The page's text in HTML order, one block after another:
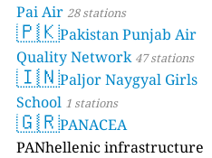
Pai Air 28 stations
🇵🇰Pakistan Punjab Air
Quality Network 47 stations
🇮🇳Paljor Naygyal Girls
School 1 stations
🇬🇷PANACEA
PANhellenic infrastructure